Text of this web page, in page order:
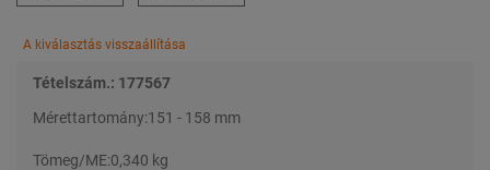
A kiválasztás visszaállítása
Tételszám.: 177567
Mérettartomány:151 - 158 mm
Tömeg/ME:0,340 kg